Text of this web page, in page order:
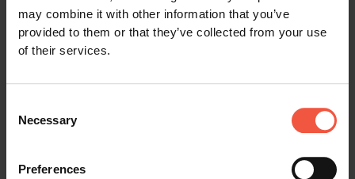
may combine it with other information that you’ve
provided to them or that they’ve collected from your use
of their services.
Selection
Necessary
Preferences
Platin
Unterkunft in Zimmern der
Sterne Hotels oder
bekannt für ihre
Auf der Nachtfähre wird